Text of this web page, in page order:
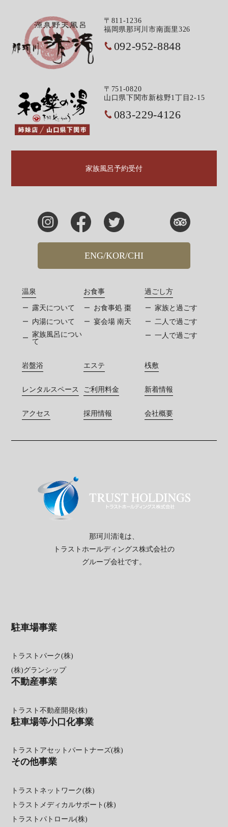
〒811-1236
福岡県那珂川市南面里326
092-952-8848
〒751-0820
山口県下関市新椋野1丁目2-15
083-229-4126
家族風呂予約受付
温泉
露天について
内湯について
家族風呂につい
て
お食事
お食事処 棗
宴会場 南天
過ごし方
家族と過ごす
二人で過ごす
一人で過ごす
ENG/KOR/CHI
岩盤浴 エステ 桟敷
レンタルスペース ご利用料金 新着情報
アクセス 採用情報 会社概要
那珂川清滝は、
トラストホールディングス株式会社の
グループ会社です。
駐車場事業
トラストパーク(株)
(株)グランシップ
不動産事業
トラスト不動産開発(株)
駐車場等小口化事業
トラストアセットパートナーズ(株)
その他事業
トラストネットワーク(株)
トラストメディカルサポート(株)
トラストパトロール(株)